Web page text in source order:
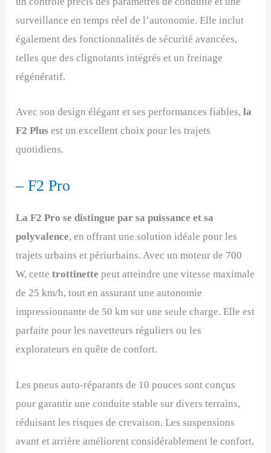
surveillance en temps réel de l’autonomie. Elle inclut
également des fonctionnalités de sécurité avancées,
telles que des clignotants intégrés et un freinage
régénératif.
Avec son design élégant et ses performances fiables,la
F2 Plus est un excellent choix pour les trajets
quotidiens.
– F2 Pro
La F2 Pro se distingue par sa puissance et sa
polyvalence, en offrant une solution idéale pour les
trajets urbains et périurbains. Avec un moteur de 700
W, cettetrottinettepeut atteindre une vitesse maximale
de 25 km/h, tout en assurant une autonomie
impressionnante de 50 km sur une seule charge. Elle est
parfaite pour les navetteurs réguliers ou les
explorateurs en quête de confort.
Les pneus auto-réparants de 10 pouces sont conçus
pour garantir une conduite stable sur divers terrains,
réduisant les risques de crevaison. Les suspensions
avant et arrière améliorent considérablement le confort,